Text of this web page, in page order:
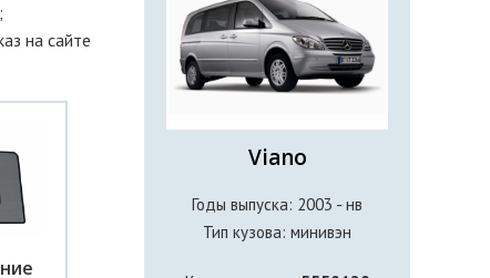
;
на сайте
Viano
Годы выпуска: 2003 - нв
Тип кузова: минивэн